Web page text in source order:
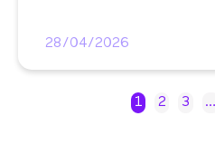
28/04/2026
1 2 3 …